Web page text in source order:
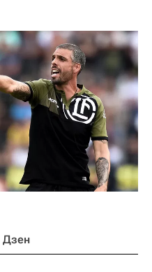
Дзен